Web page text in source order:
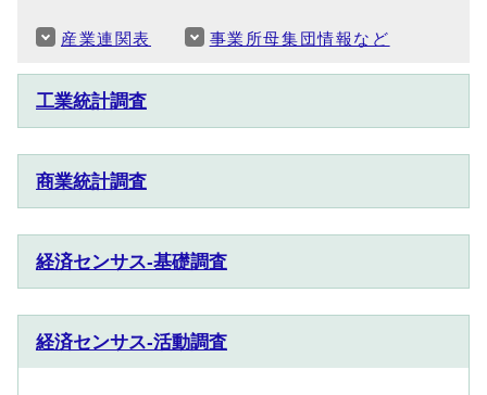
産業連関表 事業所母集団情報など
工業統計調査
商業統計調査
経済センサス‐基礎調査
経済センサス‐活動調査